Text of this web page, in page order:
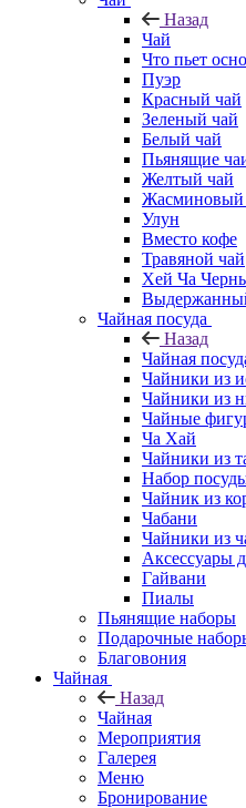
Назад
Чай
Что пьет
Пуэр
Красный чай
Зеленый чай
Белый чай
Пьянящие
Желтый чай
Жасминовый
Улун
Вместо кофе
Травяной чай
Хей Ча
Чайная посуда
Назад
Чайная
Чайники из
Чайники из
Чайные
Ча Хай
Чайники из
Набор
Чайник из
Чабани
Чайники из
Аксессуары
Гайвани
Пиалы
Пьянящие наборы
Подарочные
Благовония
Чайная
Назад
Чайная
Мероприятия
Галерея
Меню
Бронирование